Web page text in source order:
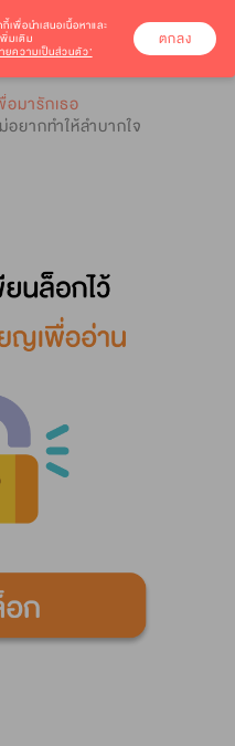
มารักเธอ
ยากทำให้ลำบากใจ
0
เพื่อนำเสนอเนื้อหาและ
มเติม
ยความเป็นส่วนตัว’
ตกลง